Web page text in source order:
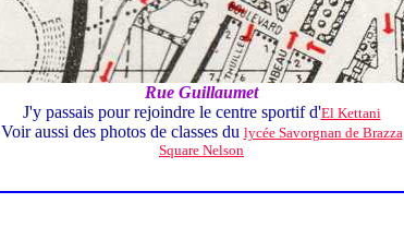
Rue Guillaumet
J'y passais pour rejoindre le centre sportif d'El Kettani
Voir aussi des photos de classes du lycée Savorgnan de Brazza
Square Nelson